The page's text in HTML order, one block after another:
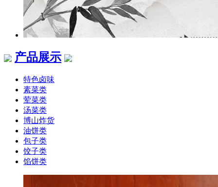
产品展示
特色卤味
素菜类
荤菜类
汤菜类
博山炸货
油饼类
包子类
饺子类
馅饼类